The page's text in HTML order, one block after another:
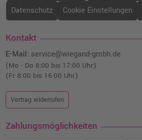
19,99 €
Datenschutz
Cookie Einstellungen
Kontakt
E-Mail: service@wiegand-gmbh.de
(Mo - Do 8:00 bis 17:00 Uhr)
(Fr 8:00 bis 16:00 Uhr)
Vertrag widerrufen
Zahlungsmöglichkeiten